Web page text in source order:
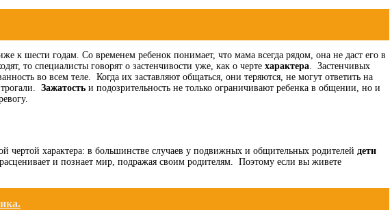
к шести годам. Со временем ребенок понимает, что мама всегда рядом, она не даст его в
то специалисты говорят о застенчивости уже, как о черте характера. Застенчивых
во всем теле. Когда их заставляют общаться, они теряются, не могут ответить на
Зажатость и подозрительность не только ограничивают ребенка в общении, но и
чертой характера: в большинстве случаев у подвижных и общительных родителей дети
и познает мир, подражая своим родителям. Поэтому если вы живете